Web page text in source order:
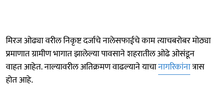
मिरज ओढ्या वरील निकृष्ट दर्जाचे नालेसफाईचे काम त्याचबरोबर मोठ्या
प्रमाणात ग्रामीण भागात झालेल्या पावसाने शहरातील ओढे ओसंडून
वाहत आहेत. नाल्यावरील अतिक्रमण वाढल्याने याचानागरिकांनात्रास
होत आहे.